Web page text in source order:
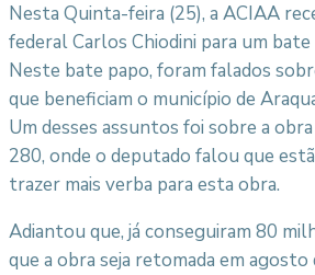
Nesta Quinta-feira (25), a ACIAA
federal Carlos Chiodini para um bate
Neste bate papo, foram falados
que beneficiam o município de
Um desses assuntos foi sobre a
280, onde o deputado falou que
trazer mais verba para esta obra.
Adiantou que, já conseguiram 80
que a obra seja retomada em agosto